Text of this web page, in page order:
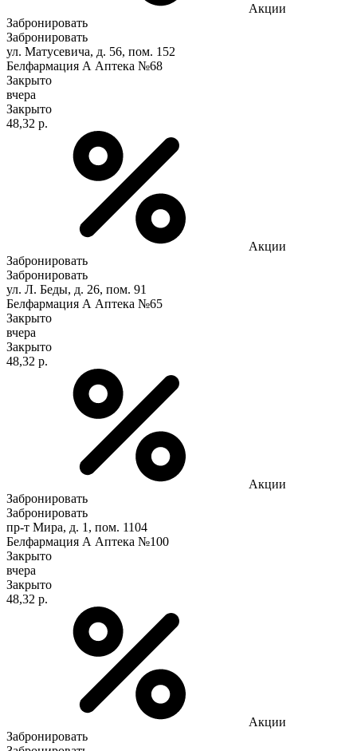
Акции
Забронировать
Забронировать
ул. Матусевича, д. 56, пом. 152
Белфармация А Аптека №68
Закрыто
вчера
Закрыто
48,32 р.
Акции
Забронировать
Забронировать
ул. Л. Беды, д. 26, пом. 91
Белфармация А Аптека №65
Закрыто
вчера
Закрыто
48,32 р.
Акции
Забронировать
Забронировать
пр-т Мира, д. 1, пом. 1104
Белфармация А Аптека №100
Закрыто
вчера
Закрыто
48,32 р.
Акции
Забронировать